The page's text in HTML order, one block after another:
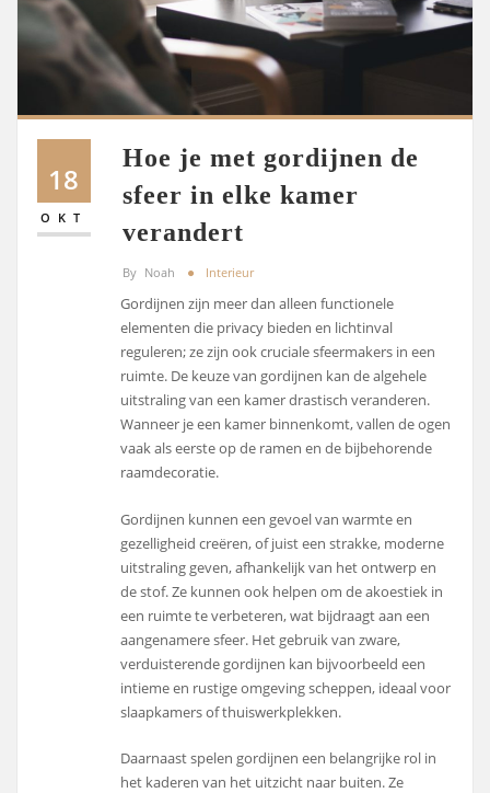
18
OKT
Hoe je met gordijnen de
sfeer in elke kamer
verandert
By Noah Interieur
Gordijnen zijn meer dan alleen functionele
elementen die privacy bieden en lichtinval
reguleren; ze zijn ook cruciale sfeermakers in een
ruimte. De keuze van gordijnen kan de algehele
uitstraling van een kamer drastisch veranderen.
Wanneer je een kamer binnenkomt, vallen de ogen
vaak als eerste op de ramen en de bijbehorende
raamdecoratie.
Gordijnen kunnen een gevoel van warmte en
gezelligheid creëren, of juist een strakke, moderne
uitstraling geven, afhankelijk van het ontwerp en
de stof. Ze kunnen ook helpen om de akoestiek in
een ruimte te verbeteren, wat bijdraagt aan een
aangenamere sfeer. Het gebruik van zware,
verduisterende gordijnen kan bijvoorbeeld een
intieme en rustige omgeving scheppen, ideaal voor
slaapkamers of thuiswerkplekken.
Daarnaast spelen gordijnen een belangrijke rol in
het kaderen van het uitzicht naar buiten. Ze